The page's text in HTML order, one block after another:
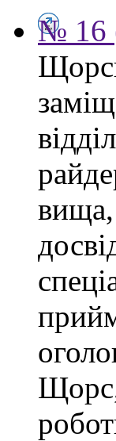
№ 16
вища,
Щорс,